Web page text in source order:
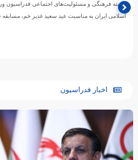
کمیته فرهنگی و مسئولیت‌های اجتماعی فدراسیون
اسلامی ایران به مناسبت عید سعید غدیر خم،
اخبار فدراسیون